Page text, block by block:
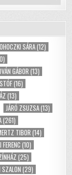
SÁRA(12)
GÁBOR (13)
(16)
(13)
JÁRÓ ZSUZSA(13)
(261)
TIBOR(14)
FERENC(10)
(25)
(29)